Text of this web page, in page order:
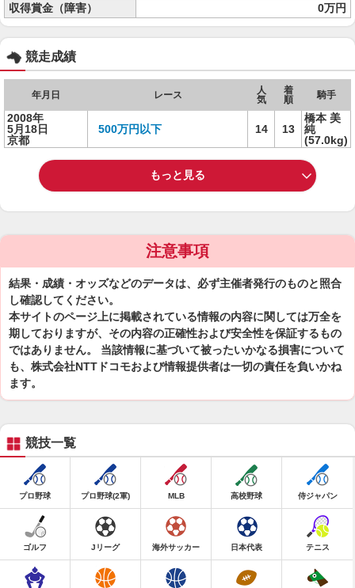
収得賞金（障害）
0万円
競走成績
年月日 レース
人
気
着
順
騎手
2008年
5月18日
京都
500万円以下 14 13
橋本 美
純
(57.0kg)
もっと見る
注意事項
結果・成績・オッズなどのデータは、必ず主催者発行のものと照合
し確認してください。
本サイトのページ上に掲載されている情報の内容に関しては万全を
期しておりますが、その内容の正確性および安全性を保証するもの
ではありません。 当該情報に基づいて被ったいかなる損害について
も、株式会社NTTドコモおよび情報提供者は一切の責任を負いかね
ます。
競技一覧
プロ野球 プロ野球(2軍) MLB 高校野球 侍ジャパン
ゴルフ Jリーグ 海外サッカー 日本代表 テニス